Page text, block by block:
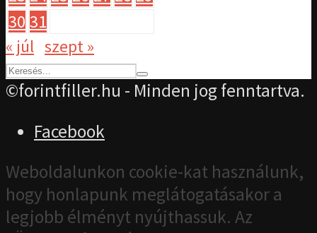
30 31
« júl szept »
©forintfiller.hu - Minden jog fenntartva.
Facebook
Weboldalunkon cookie-kat használunk,
hogy honlapunk meglátogatásakor a
legjobb élményt nyújthassuk. Az